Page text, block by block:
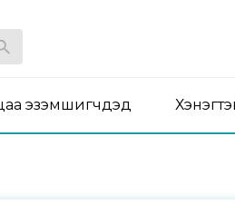
эзэмшигчдэд